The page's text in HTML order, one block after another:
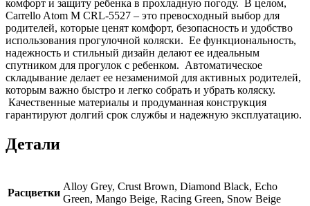
комфорт и защиту ребенка в прохладную погоду. В целом,
Carrello Atom M CRL-5527 – это превосходный выбор для
родителей, которые ценят комфорт, безопасность и удобство
использования прогулочной коляски. Ее функциональность,
надежность и стильный дизайн делают ее идеальным
спутником для прогулок с ребенком. Автоматическое
складывание делает ее незаменимой для активных родителей,
которым важно быстро и легко собрать и убрать коляску.
Качественные материалы и продуманная конструкция
гарантируют долгий срок службы и надежную эксплуатацию.
Детали
Расцветки
Alloy Grey, Crust Brown, Diamond Black, Echo
Green, Mango Beige, Racing Green, Snow Beige